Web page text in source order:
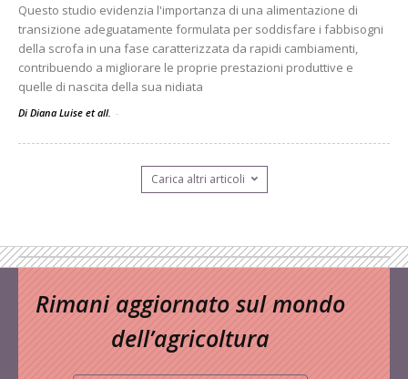
Questo studio evidenzia l'importanza di una alimentazione di
transizione adeguatamente formulata per soddisfare i fabbisogni
della scrofa in una fase caratterizzata da rapidi cambiamenti,
contribuendo a migliorare le proprie prestazioni produttive e
quelle di nascita della sua nidiata
Di Diana Luise et all. -
Carica altri articoli
Rimani aggiornato sul mondo
dell’agricoltura